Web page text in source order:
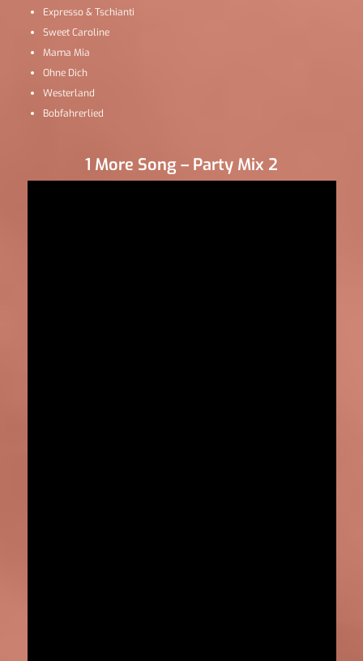
Expresso & Tschianti
Sweet Caroline
Mama Mia
Ohne Dich
Westerland
Bobfahrerlied
1 More Song – Party Mix 2